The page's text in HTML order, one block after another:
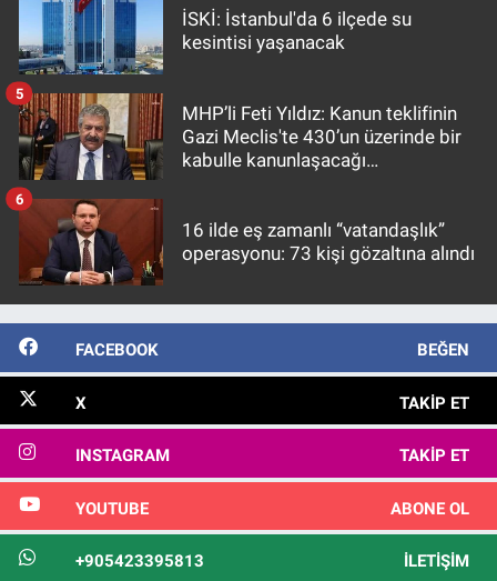
İSKİ: İstanbul'da 6 ilçede su
kesintisi yaşanacak
MHP’li Feti Yıldız: Kanun teklifinin
Gazi Meclis'te 430’un üzerinde bir
kabulle kanunlaşacağı
5
16 ilde eş zamanlı “vatandaşlık”
operasyonu: 73 kişi gözaltına alındı
6
FACEBOOK BEĞEN
X TAKIP ET
INSTAGRAM TAKIP ET
YOUTUBE ABONE OL
+905423395813 İLETIŞIM